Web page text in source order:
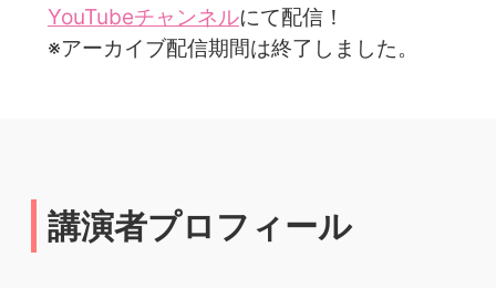
YouTubeチャンネルにて配信！
※アーカイブ配信期間は終了しました。
講演者プロフィール